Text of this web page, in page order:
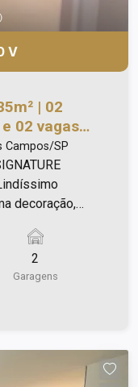
V
| 02
02 vagas
Royal
José dos
Campos/SP
decoração,
dormitório -
branco; -
- Sala
-Ar
2
Garagens